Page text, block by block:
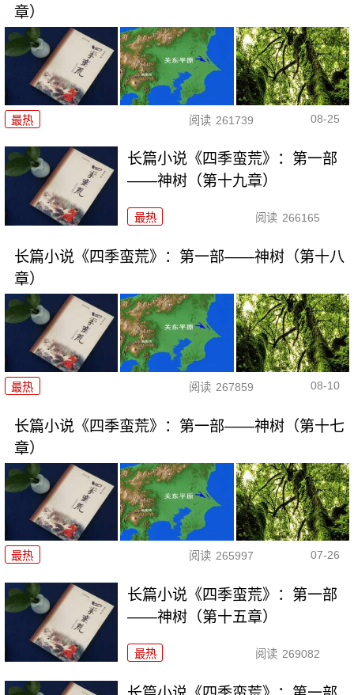
章）
最热 阅读 261739 08-25
长篇小说《四季蛮荒》：第一部
——神树（第十九章）
最热 阅读 266165
长篇小说《四季蛮荒》：第一部——神树（第十八
章）
最热 阅读 267859 08-10
长篇小说《四季蛮荒》：第一部——神树（第十七
章）
最热 阅读 265997 07-26
长篇小说《四季蛮荒》：第一部
——神树（第十五章）
最热 阅读 269082